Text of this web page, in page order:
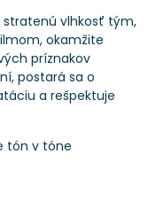
stratenú vlhkosť tým,
okamžite
príznakov
postará sa o
a rešpektuje
tón v tóne